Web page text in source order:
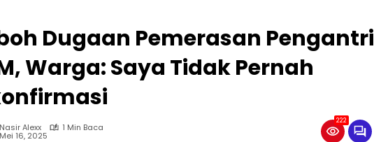
Dugaan Pemerasan Pengantri
Warga: Saya Tidak Pernah
Nasir Alexx 1 Min Baca
Mei 16, 2025
222